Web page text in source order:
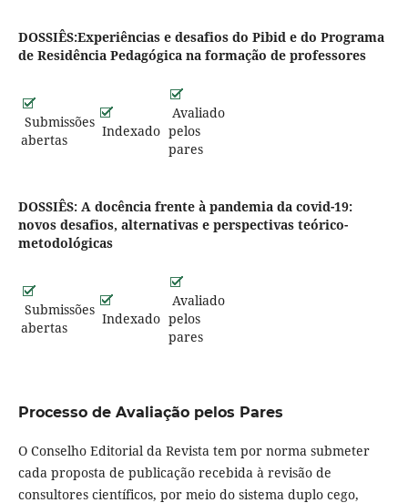
DOSSIÊS:Experiências e desafios do Pibid e do Programa
de Residência Pedagógica na formação de professores
Submissões
abertas
Indexado
Avaliado
pelos
pares
DOSSIÊS: A docência frente à pandemia da covid-19:
novos desafios, alternativas e perspectivas teórico-
metodológicas
Submissões
abertas
Indexado
Avaliado
pelos
pares
Processo de Avaliação pelos Pares
O Conselho Editorial da Revista tem por norma submeter
cada proposta de publicação recebida à revisão de
consultores científicos, por meio do sistema duplo cego,